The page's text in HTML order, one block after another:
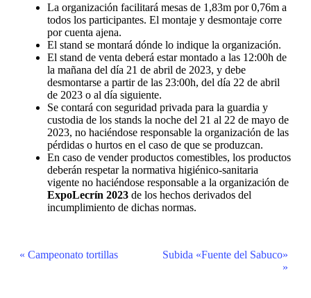
La organización facilitará mesas de 1,83m por 0,76m a
todos los participantes. El montaje y desmontaje corre
por cuenta ajena.
El stand se montará dónde lo indique la organización.
El stand de venta deberá estar montado a las 12:00h de
la mañana del día 21 de abril de 2023, y debe
desmontarse a partir de las 23:00h, del día 22 de abril
de 2023 o al día siguiente.
Se contará con seguridad privada para la guardia y
custodia de los stands la noche del 21 al 22 de mayo de
2023, no haciéndose responsable la organización de las
pérdidas o hurtos en el caso de que se produzcan.
En caso de vender productos comestibles, los productos
deberán respetar la normativa higiénico-sanitaria
vigente no haciéndose responsable a la organización de
ExpoLecrín 2023 de los hechos derivados del
incumplimiento de dichas normas.
Navegación
« Campeonato tortillas
Subida «Fuente del Sabuco»
»